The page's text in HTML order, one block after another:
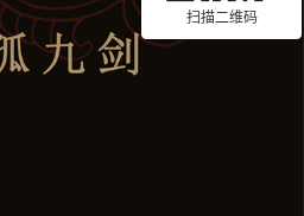
扫描二维码